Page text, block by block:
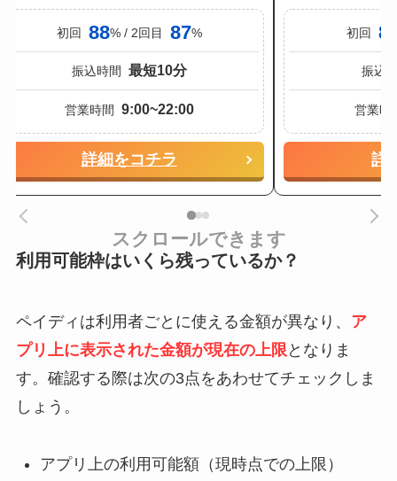
初回 88% / 2回目 87%
振込時間 最短10分
営業時間 9:00~22:00
詳細をコチラ
初回
振込
営業時
詳
スクロールできます
利用可能枠はいくら残っているか？
ペイディは利用者ごとに使える金額が異なり、 ア
プリ上に表示された金額が現在の上限となりま
す。確認する際は次の3点をあわせてチェックしま
しょう。
アプリ上の利用可能額（現時点での上限）